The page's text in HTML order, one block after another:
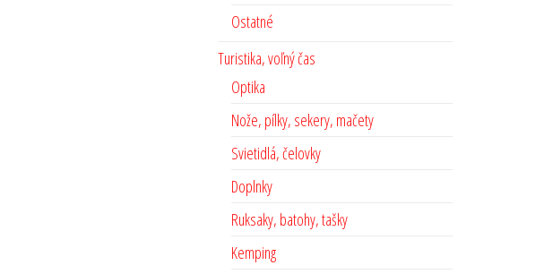
Ostatné
Turistika, voľný čas
Optika
Nože, pílky, sekery, mačety
Svietidlá, čelovky
Doplnky
Ruksaky, batohy, tašky
Kemping